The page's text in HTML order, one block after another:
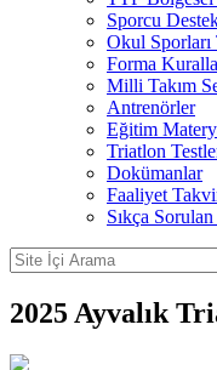
Sporcu
Okul Sporları
Forma
Milli Takım
Antrenörler
Eğitim
Triatlon
Dokümanlar
Faaliyet
Sıkça
2025 Ayvalık